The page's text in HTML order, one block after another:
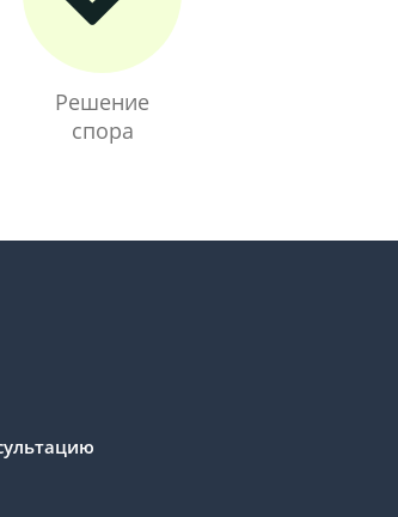
Решение
спора